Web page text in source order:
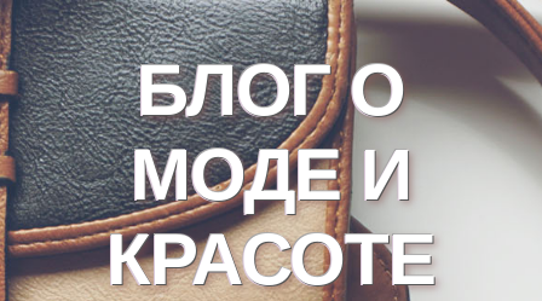
БЛОГ О
МОДЕ И
КРАСОТЕ